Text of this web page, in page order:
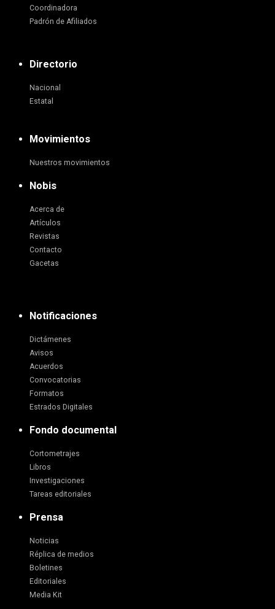
Coordinadora
Padrón de Afiliados
Directorio
Nacional
Estatal
Movimientos
Nuestros movimientos
Nobis
Acerca de
Artículos
Revistas
Contacto
Gacetas
Notificaciones
Dictámenes
Avisos
Acuerdos
Convocatorias
Formatos
Estrados Digitales
Fondo documental
Cortometrajes
Libros
Investigaciones
Tareas editoriales
Prensa
Noticias
Réplica de medios
Boletines
Editoriales
Media Kit